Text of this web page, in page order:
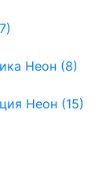
Неон (8)
Неон (15)